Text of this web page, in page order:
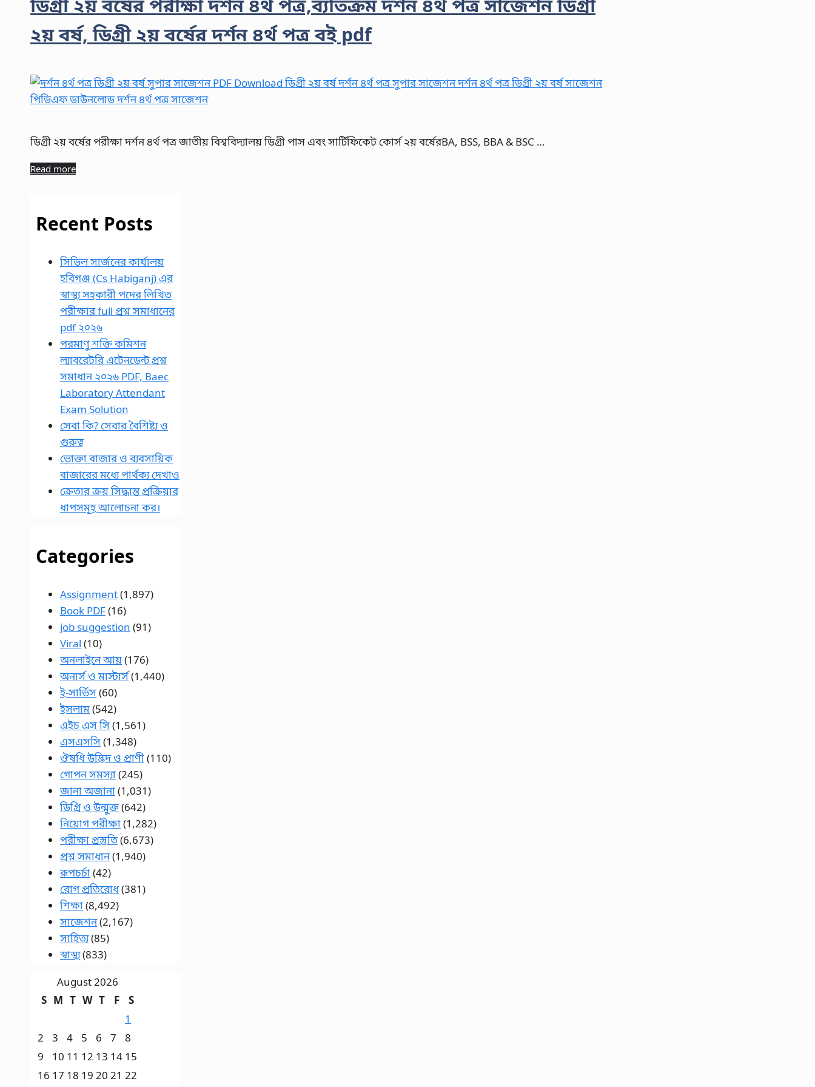
২য় বর্ষ, ডিগ্রী ২য় বর্ষের দর্শন ৪র্থ পত্র বই pdf
ডিগ্রী ২য় বর্ষের পরীক্ষা দর্শন ৪র্থ পত্র জাতীয় বিশ্ববিদ্যালয় ডিগ্রী পাস এবং সার্টিফিকেট কোর্স ২য় বর্ষেরBA, BSS, BBA & BSC …
Read more
Recent Posts
সিভিল সার্জনের কার্যালয়
হবিগঞ্জ (Cs Habiganj) এর
স্বাস্থ্য সহকারী পদের লিখিত
পরীক্ষার full প্রশ্ন সমাধানের
pdf ২০২৬
পরমাণু শক্তি কমিশন
ল্যাবরেটরি এটেনডেন্ট প্রশ্ন
সমাধান ২০২৬ PDF, Baec
Laboratory Attendant
Exam Solution
সেবা কি? সেবার বৈশিষ্ট্য ও
গুরুত্ব
ভোক্তা বাজার ও ব্যবসায়িক
বাজারের মধ্যে পার্থক্য দেখাও
ক্রেতার ক্রয় সিদ্ধান্ত প্রক্রিয়ার
ধাপসমূহ আলোচনা কর।
Categories
Assignment(1,897)
Book PDF(16)
job suggestion (91)
Viral (10)
অনলাইনে আয়(176)
অনার্স ও মাস্টার্স(1,440)
ই-সার্ভিস(60)
ইসলাম(542)
এইচ এস সি(1,561)
এসএসসি(1,348)
ঔষধি উদ্ভিদ ও প্রাণী(110)
গোপন সমস্যা(245)
জানা অজানা(1,031)
ডিগ্রি ও উন্মুক্ত(642)
নিয়োগ পরীক্ষা(1,282)
পরীক্ষা প্রস্তুতি(6,673)
প্রশ্ন সমাধান(1,940)
রূপচর্চা(42)
রোগ প্রতিরোধ(381)
শিক্ষা(8,492)
সাজেশন(2,167)
সাহিত্য(85)
স্বাস্থ্য(833)
August 2026
S M T W T F
S
1
2
3 4 5 6 7
8
9
10 11 12 13 14 15
16 17 18 19 20 21 22